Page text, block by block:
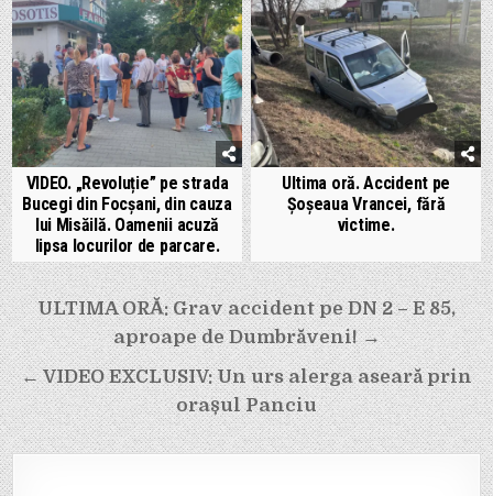
VIDEO. „Revoluție” pe strada
Bucegi din Focșani, din cauza
lui Misăilă. Oamenii acuză
lipsa locurilor de parcare.
Ultima oră. Accident pe
Șoșeaua Vrancei, fără
victime.
Navigare
în
articole
ULTIMA ORĂ: Grav accident pe DN 2 – E 85,
aproape de Dumbrăveni! →
← VIDEO EXCLUSIV: Un urs alerga aseară prin
orașul Panciu